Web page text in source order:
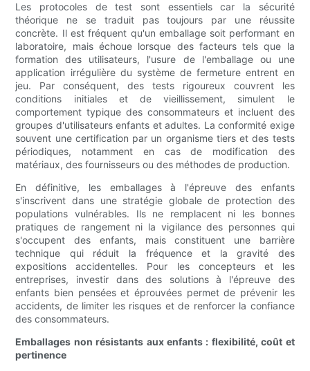
Les protocoles de test sont essentiels car la sécurité
théorique ne se traduit pas toujours par une réussite
concrète. Il est fréquent qu'un emballage soit performant en
laboratoire, mais échoue lorsque des facteurs tels que la
formation des utilisateurs, l'usure de l'emballage ou une
application irrégulière du système de fermeture entrent en
jeu. Par conséquent, des tests rigoureux couvrent les
conditions initiales et de vieillissement, simulent le
comportement typique des consommateurs et incluent des
groupes d'utilisateurs enfants et adultes. La conformité exige
souvent une certification par un organisme tiers et des tests
périodiques, notamment en cas de modification des
matériaux, des fournisseurs ou des méthodes de production.
En définitive, les emballages à l'épreuve des enfants
s'inscrivent dans une stratégie globale de protection des
populations vulnérables. Ils ne remplacent ni les bonnes
pratiques de rangement ni la vigilance des personnes qui
s'occupent des enfants, mais constituent une barrière
technique qui réduit la fréquence et la gravité des
expositions accidentelles. Pour les concepteurs et les
entreprises, investir dans des solutions à l'épreuve des
enfants bien pensées et éprouvées permet de prévenir les
accidents, de limiter les risques et de renforcer la confiance
des consommateurs.
Emballages non résistants aux enfants : flexibilité, coût et
pertinence